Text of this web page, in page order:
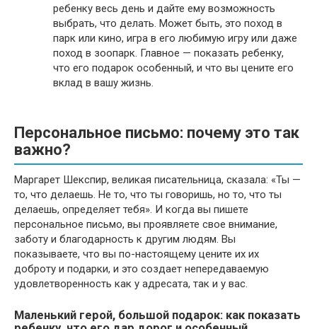
ребенку весь день и дайте ему возможность
выбрать, что делать. Может быть, это поход в
парк или кино, игра в его любимую игру или даже
поход в зоопарк. Главное — показать ребенку,
что его подарок особенный, и что вы цените его
вклад в вашу жизнь.
Персональное письмо: почему это так
важно?
Маргарет Шекспир, великая писательница, сказала: «Ты —
то, что делаешь. Не то, что ты говоришь, но то, что ты
делаешь, определяет тебя». И когда вы пишете
персональное письмо, вы проявляете свое внимание,
заботу и благодарность к другим людям. Вы
показываете, что вы по-настоящему цените их их
доброту и подарки, и это создает непередаваемую
удовлетворенность как у адресата, так и у вас.
Маленький герой, большой подарок: как показать